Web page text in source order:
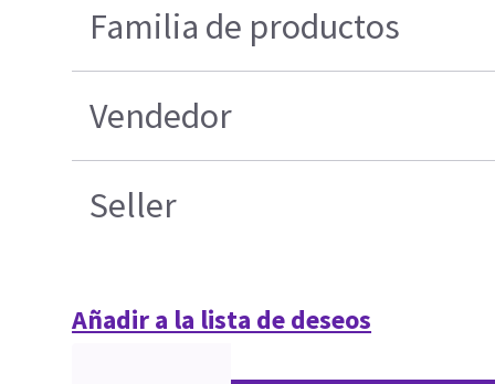
Familia de productos
Vendedor
Seller
Añadir a la lista de deseos